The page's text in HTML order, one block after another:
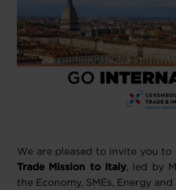
We are pleased to invite you
Trade Mission to Italy, led by
the Economy, SMEs, Energy and